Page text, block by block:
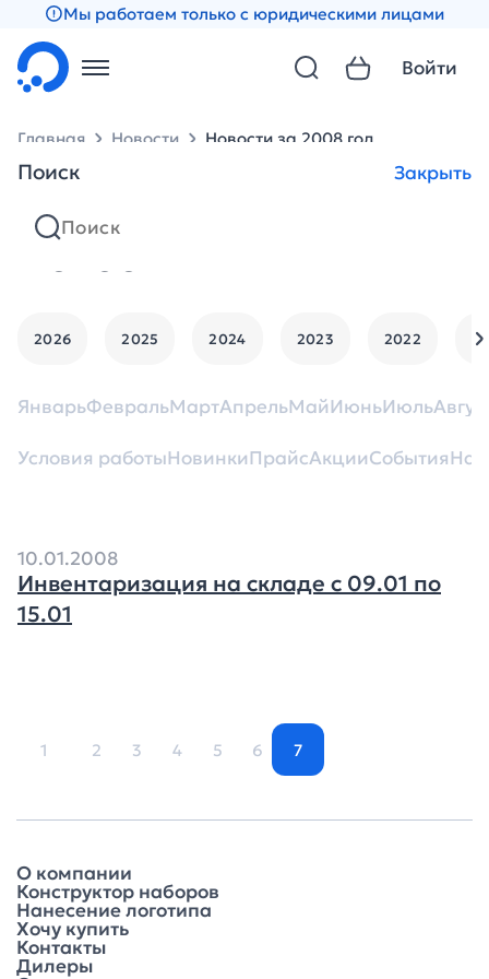
Мы работаем только с юридическими лицами
Поиск Закрыть
Войти
Главная Новости Новости за 2008 год
Новости
2026 2025 2024 2023 2022
ЯнварьФевральМартАпрельМайИюньИюль
Условия работыНовинкиПрайсАкцииСобытия
10.01.2008
Инвентаризация на складе с 09.01 по
15.01
1 2 3 4 5 6 7
О компании
Конструктор наборов
Нанесение логотипа
Хочу купить
Контакты
Дилеры